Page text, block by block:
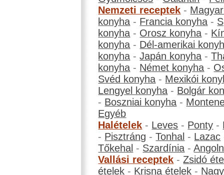
Nemzeti receptek -
konyha - Francia konyha -
konyha - Orosz konyha -
konyha - Dél-amerikai
konyha -Japán konyha -
konyha - Német konyha -
Svéd konyha - Mexikói
Lengyel konyha - Bolgár
- Boszniai konyha -
Egyéb
Halételek - Leves - Ponty -
- Pisztráng -Tonhal - Lazac
Tőkehal - Szardínia -
Vallási receptek -Zsidó
ételek - Krisna ételek -